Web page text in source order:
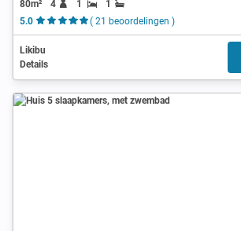
80m² 4 1
1
5.0
( 21 beoordelingen )
Likibu
Details